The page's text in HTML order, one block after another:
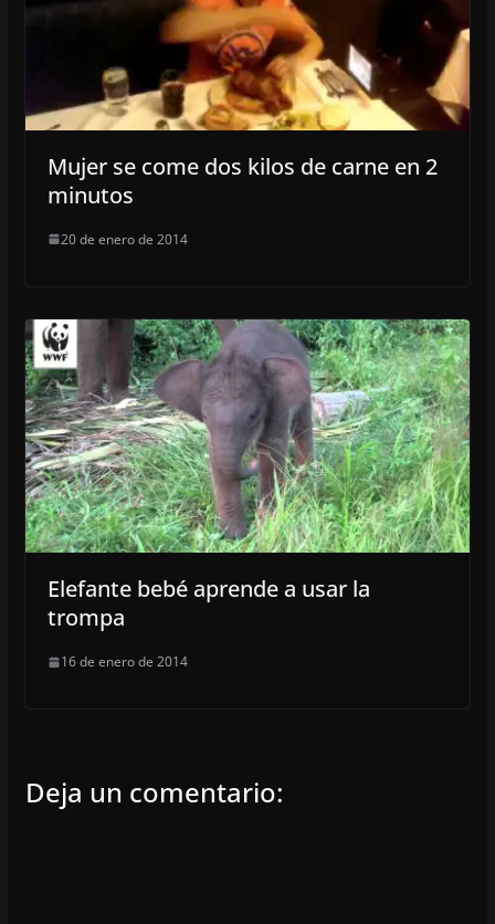
Mujer se come dos kilos de carne en 2
minutos
20 de enero de 2014
Elefante bebé aprende a usar la
trompa
16 de enero de 2014
Deja un comentario: